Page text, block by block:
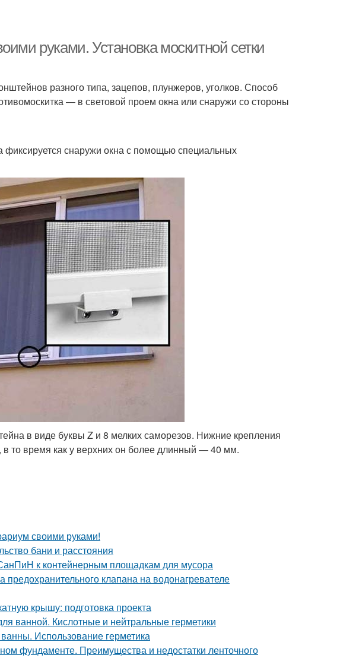
руками. Установка москитной сетки
разного типа, зацепов, плунжеров, уголков. Способ
— в световой проем окна или снаружи со стороны
фиксируется снаружи окна с помощью специальных
в виде буквы Z и 8 мелких саморезов. Нижние крепления
то время как у верхних он более длинный — 40 мм.
своими руками!
бани и расстояния
к контейнерным площадкам для мусора
клапана на водонагревателе
крышу: подготовка проекта
ванной. Кислотные и нейтральные герметики
Использование герметика
фундаменте. Преимущества и недостатки ленточного